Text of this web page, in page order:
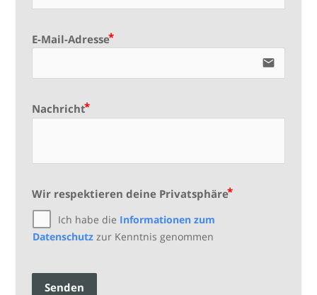
E-Mail-Adresse
email
Nachricht
Wir respektieren deine Privatsphäre
Ich habe die Informationen zum
Datenschutzzur Kenntnis genommen
Senden